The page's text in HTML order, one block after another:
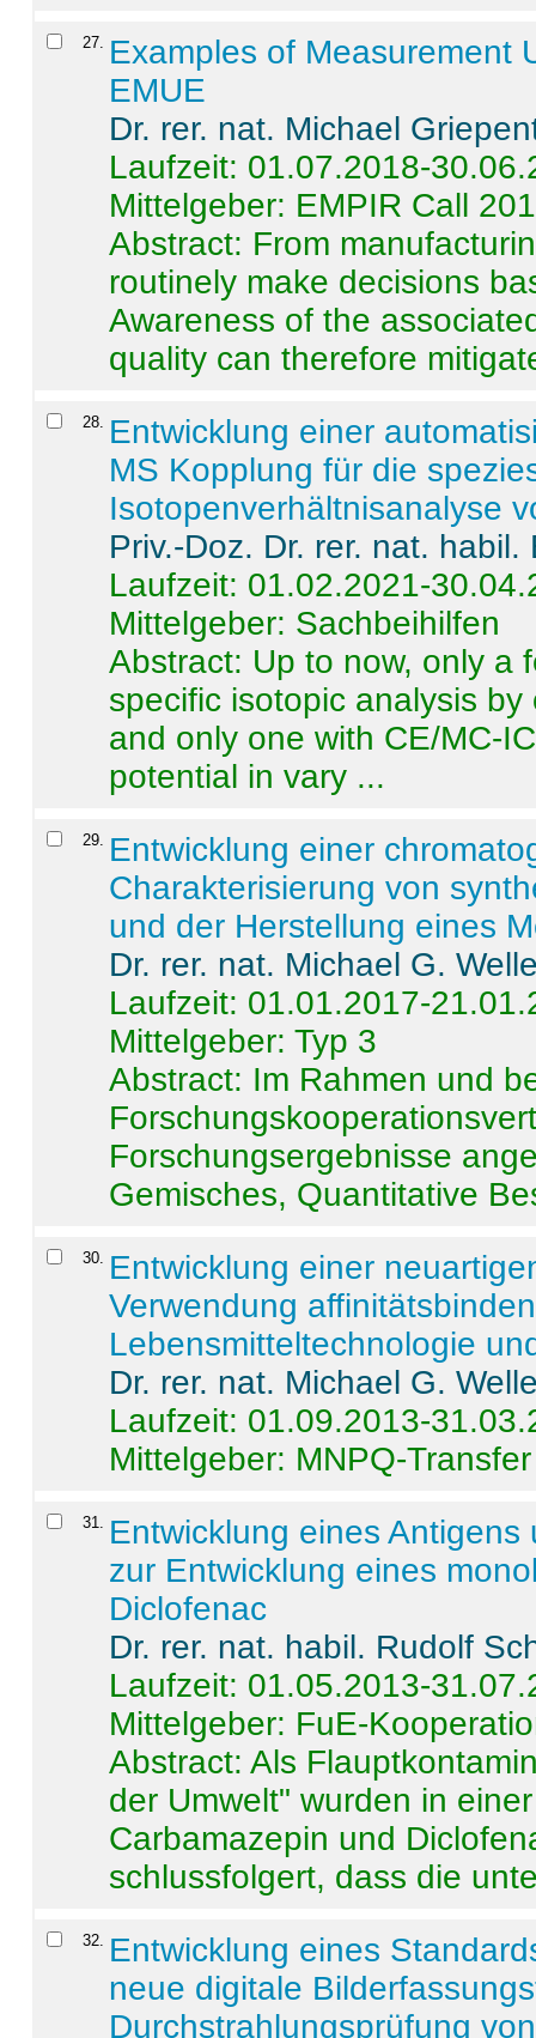
27. Examples of Measurement
EMUE
Dr. rer. nat. Michael
Laufzeit: 01.07.2018-
Mittelgeber: EMPIR Call
Abstract: From
routinely make decisions
Awareness of the
quality can therefore
28. Entwicklung einer
MS Kopplung für die
Isotopenverhältnisanalyse
Priv.-Doz. Dr. rer. nat.
Laufzeit: 01.02.2021-
Mittelgeber: Sachbeihilfen
Abstract: Up to now, only a
specific isotopic analysis
and only one with CE/MC-
potential in vary ...
29. Entwicklung einer
Charakterisierung von
und der Herstellung eines
Dr. rer. nat. Michael G.
Laufzeit: 01.01.2017-
Mittelgeber: Typ 3
Abstract: Im Rahmen und
Forschungsergebnisse
Gemisches, Quantitative
30. Entwicklung einer
Verwendung
Lebensmitteltechnologie
Dr. rer. nat. Michael G.
Laufzeit: 01.09.2013-
Mittelgeber: MNPQ-Transfer
31. Entwicklung eines
zur Entwicklung eines
Diclofenac
Dr. rer. nat. habil. Rudolf
Laufzeit: 01.05.2013-
Mittelgeber: FuE-
Abstract:Als
der Umwelt" wurden in
Carbamazepin und
schlussfolgert, dass die
32. Entwicklung eines
neue digitale
Durchstrahlungsprüfung